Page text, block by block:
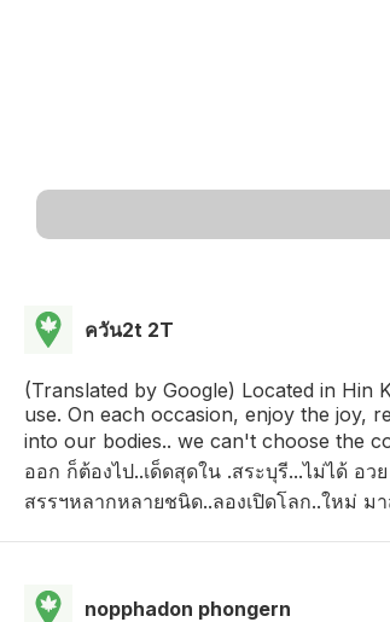
ควัน2t 2T
(Translated by Google) Located in Hin
use. On each occasion, enjoy the joy,
into our bodies.. we can't choose the
ออก ก็ต้องไป..เด็ดสุดใน .สระบุรี...ไม่ได้ อ
สรรฯหลากหลายชนิด..ลองเปิดโลก..ใหม่ ม
nopphadon phongern